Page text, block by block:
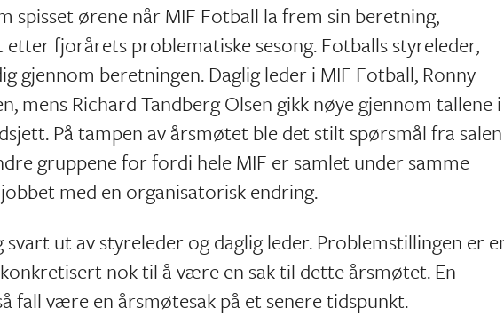
spisset ørene når MIF Fotball la frem sin beretning,
fjorårets problematiske sesong. Fotballs styreleder,
gjennom beretningen. Daglig leder i MIF Fotball, Ronny
mens Richard Tandberg Olsen gikk nøye gjennom tallene i
På tampen av årsmøtet ble det stilt spørsmål fra salen
gruppene for fordi hele MIF er samlet under samme
med en organisatorisk endring.
ut av styreleder og daglig leder. Problemstillingen er
nok til å være en sak til dette årsmøtet. En
fall være en årsmøtesak på et senere tidspunkt.